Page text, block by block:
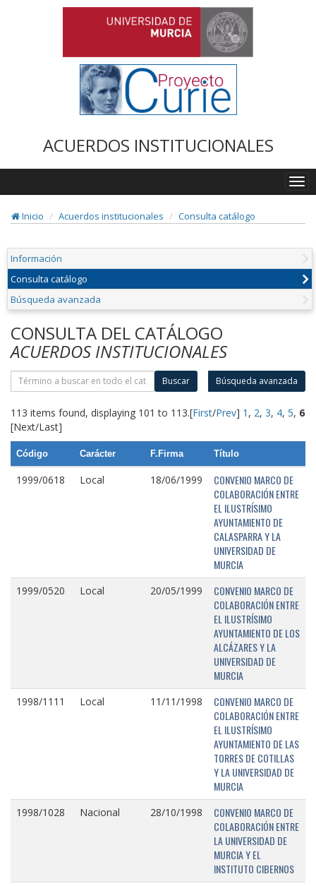
ACUERDOS INSTITUCIONALES
Inicio
Acuerdos institucionales Consulta catálogo
Información
Consulta catálogo
Búsqueda avanzada
CONSULTA DEL CATÁLOGO
ACUERDOS INSTITUCIONALES
Buscar Búsqueda avanzada
113 items found, displaying 101 to 113.[First/Prev] 1 , 2, 3, 4, 5, 6
[Next/Last]
Código Carácter F.Firma Título
1999/0618 Local 18/06/1999
CONVENIO MARCO DE
COLABORACIÓN ENTRE
EL ILUSTRÍSIMO
AYUNTAMIENTO DE
CALASPARRA Y LA
UNIVERSIDAD DE
MURCIA
1999/0520 Local 20/05/1999
CONVENIO MARCO DE
COLABORACIÓN ENTRE
EL ILUSTRÍSIMO
AYUNTAMIENTO DE LOS
ALCÁZARES Y LA
UNIVERSIDAD DE
MURCIA
1998/1111 Local 11/11/1998
CONVENIO MARCO DE
COLABORACIÓN ENTRE
EL ILUSTRÍSIMO
AYUNTAMIENTO DE LAS
TORRES DE COTILLAS
Y LA UNIVERSIDAD DE
MURCIA
1998/1028 Nacional 28/10/1998
CONVENIO MARCO DE
COLABORACIÓN ENTRE
LA UNIVERSIDAD DE
MURCIA Y EL
INSTITUTO CIBERNOS